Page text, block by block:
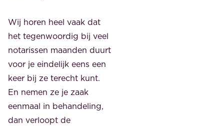
Wij horen heel vaak dat
het tegenwoordig bij veel
notarissen maanden duurt
voor je eindelijk eens een
keer bij ze terecht kunt.
En nemen ze je zaak
eenmaal in behandeling,
dan verloopt de